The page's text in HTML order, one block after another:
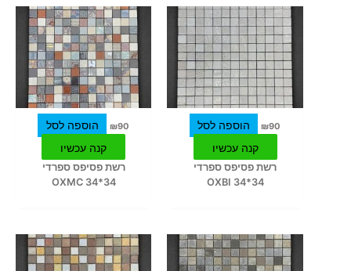
₪90
הוספה לסל
קנה עכשיו
רשת פסיפס ספרדי
34*34 OXBI
₪90
הוספה לסל
קנה עכשיו
רשת פסיפס ספרדי
34*34 OXMC